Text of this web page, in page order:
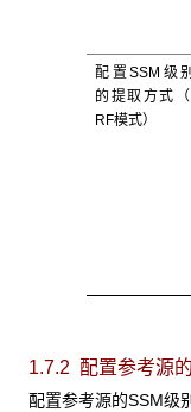
配置SSM 级别
的提取方式（I
RF模式）
1.7.2 配置参考源
配置参考源的SSM级